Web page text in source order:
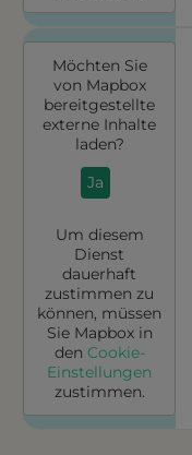
Möchten Sie
von Mapbox
bereitgestellte
externe Inhalte
laden?
Ja
Um diesem
Dienst
dauerhaft
zustimmen zu
können, müssen
Sie Mapboxin
den Cookie-
Einstellungen
zustimmen.